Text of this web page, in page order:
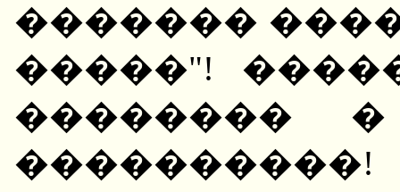
�������
�����"!
�������� �
����������!